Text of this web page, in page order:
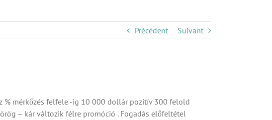
Précédent Suivant
% mérkőzés felfele -ig 10 000 dollár pozitív 300 felold
– kár változik félre promóció . Fogadás előfeltétel